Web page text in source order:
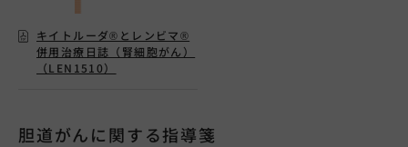
キイトルーダ®とレンビマ®
併用治療日誌（腎細胞がん）
（LEN1510）
胆道がんに関する指導箋